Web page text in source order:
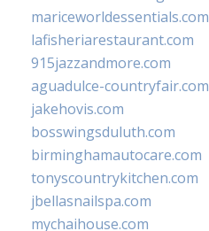
mariceworldessentials.com
lafisheriarestaurant.com
915jazzandmore.com
aguadulce-countryfair.com
jakehovis.com
bosswingsduluth.com
birminghamautocare.com
tonyscountrykitchen.com
jbellasnailspa.com
mychaihouse.com